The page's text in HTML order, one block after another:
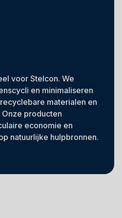
voor Stelcon. We
en minimaliseren
materialen en
producten
economie en
natuurlijke hulpbronnen.